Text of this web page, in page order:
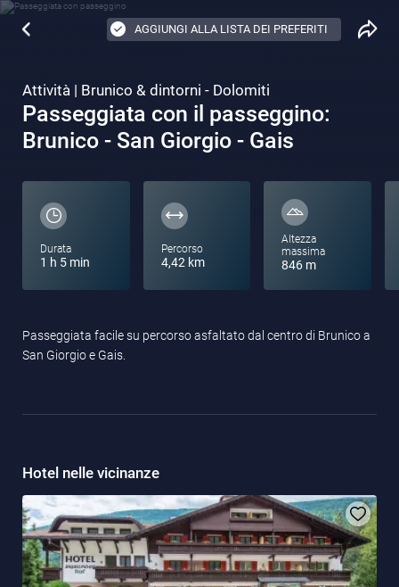
AGGIUNGI ALLA LISTA DEI PREFERITI
Attività | Brunico & dintorni - Dolomiti
Passeggiata con il passeggino:
Brunico - San Giorgio - Gais
Durata
1 h 5 min
Percorso
4,42 km
Altezza
massima
846 m
Passeggiata facile su percorso asfaltato dal centro di Brunico a
San Giorgio e Gais.
Hotel nelle vicinanze